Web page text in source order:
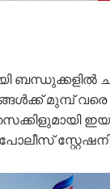
ബന്ധുക്കളില്‍
മുമ്പ്
സ്റ്റേഷനില്‍